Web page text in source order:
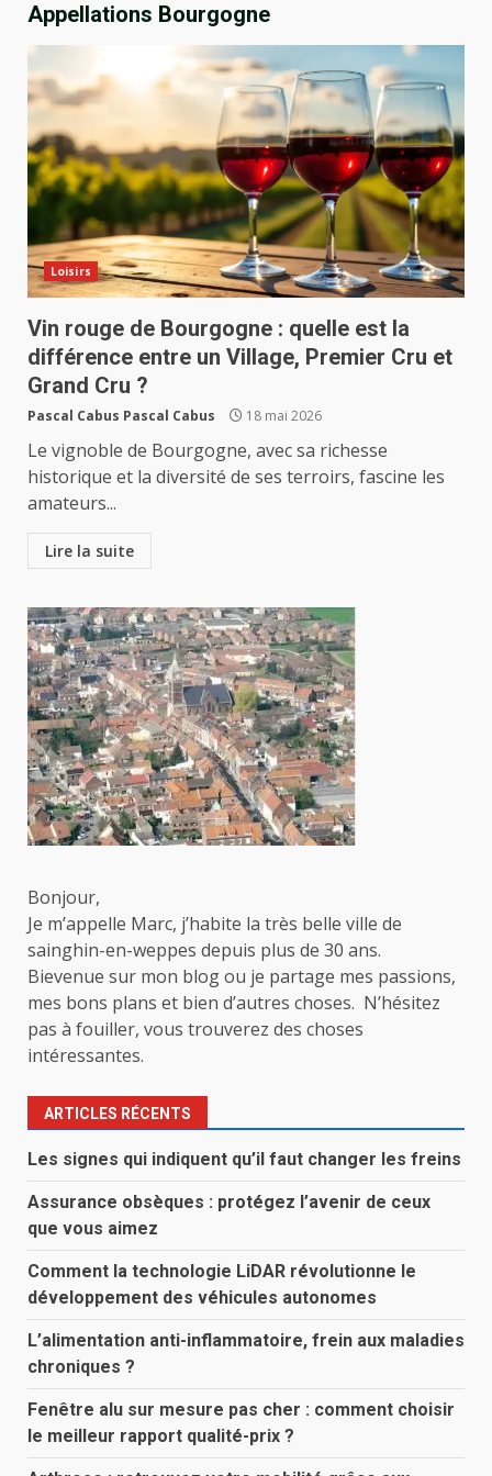
Appellations Bourgogne
Loisirs
Vin rouge de Bourgogne : quelle est la
différence entre un Village, Premier Cru et
Grand Cru ?
Pascal Cabus Pascal Cabus 18 mai 2026
Le vignoble de Bourgogne, avec sa richesse
historique et la diversité de ses terroirs, fascine les
amateurs...
Lire la suite
Bonjour,
Je m’appelle Marc, j’habite la très belle ville de
sainghin-en-weppes depuis plus de 30 ans.
Bievenue sur mon blog ou je partage mes passions,
mes bons plans et bien d’autres choses. N’hésitez
pas à fouiller, vous trouverez des choses
intéressantes.
ARTICLES RÉCENTS
Les signes qui indiquent qu’il faut changer les freins
Assurance obsèques : protégez l’avenir de ceux
que vous aimez
Comment la technologie LiDAR révolutionne le
développement des véhicules autonomes
L’alimentation anti-inflammatoire, frein aux maladies
chroniques ?
Fenêtre alu sur mesure pas cher : comment choisir
le meilleur rapport qualité-prix ?